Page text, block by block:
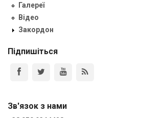
Галереї
Відео
Закордон
Підпишіться
Зв'язок з нами